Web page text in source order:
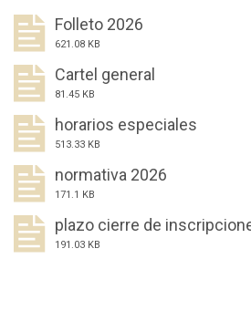
Folleto 2026
621.08 KB
Cartel general
81.45 KB
horarios especiales
513.33 KB
normativa 2026
171.1 KB
plazo cierre de
191.03 KB